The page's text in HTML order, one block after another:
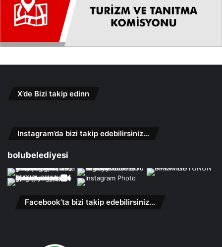
X’de Bizi takip edinn
Instagram’da bizi takip edebilirsiniz…
bolubelediyesi
Facebook’ta bizi takip edebilirsiniz…